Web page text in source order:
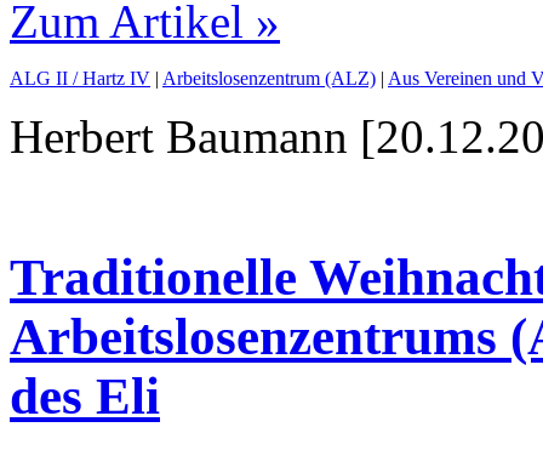
Zum Artikel »
ALG II / Hartz IV | Arbeitslosenzentrum (ALZ) | Aus Vereinen und
Herbert Baumann
Traditionelle
Arbeitslosenzentrums
des Eli